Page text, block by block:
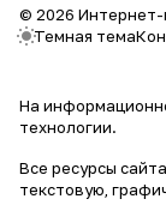
© 2026 Интернет-
Темная тема
На
технологии.
Все ресурсы
текстовую,